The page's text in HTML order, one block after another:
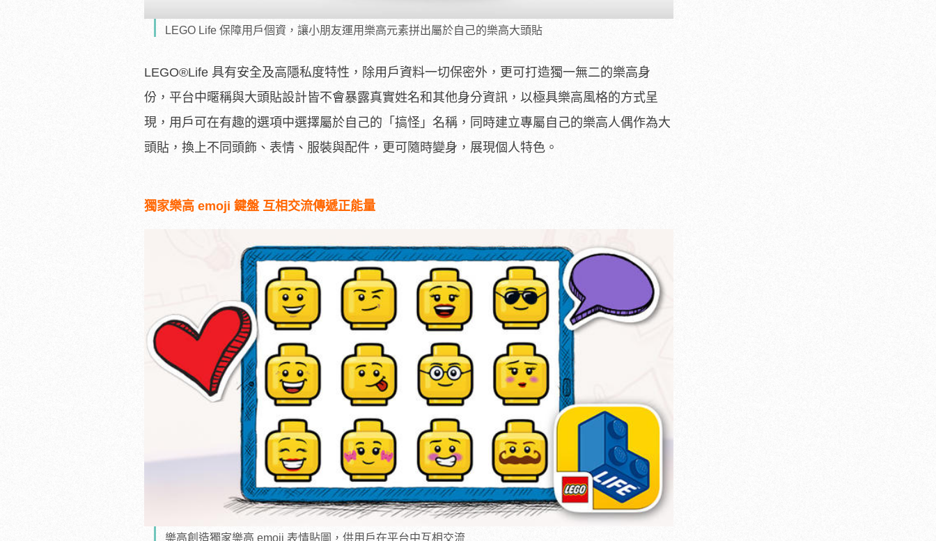
LEGO Life 保障用戶個資，讓小朋友運用樂高元素拼出屬於自己的樂高大頭貼
LEGO®Life 具有安全及高隱私度特性，除用戶資料一切保密外，更可打造獨一無二的樂高身
份，平台中暱稱與大頭貼設計皆不會暴露真實姓名和其他身分資訊，以極具樂高風格的方式呈
現，用戶可在有趣的選項中選擇屬於自己的「搞怪」名稱，同時建立專屬自己的樂高人偶作為大
頭貼，換上不同頭飾、表情、服裝與配件，更可隨時變身，展現個人特色。
獨家樂高 emoji 鍵盤 互相交流傳遞正能量
樂高創造獨家樂高 emoji 表情貼圖，供用戶在平台中互相交流